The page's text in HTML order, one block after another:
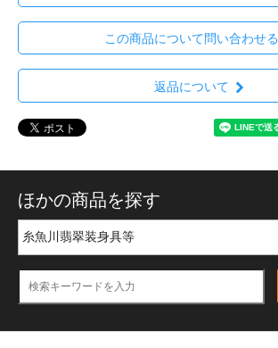
この商品について問い合わせる
返品について
ほかの商品を探す